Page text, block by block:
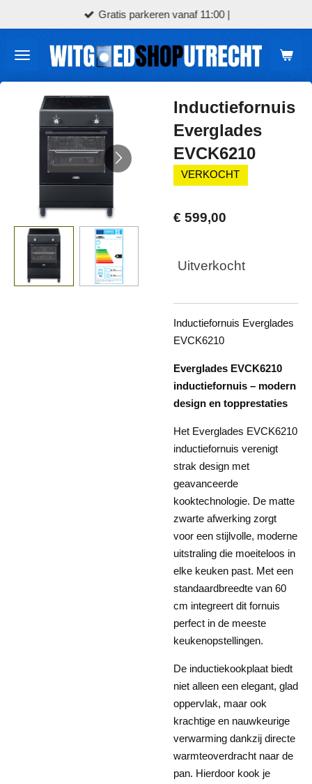
direct
naar
hoofdinhoud
Gratis parkeren vanaf 11:00 |
Inductiefornuis
Everglades
EVCK6210
VERKOCHT
€ 599,00
Uitverkocht
Inductiefornuis Everglades
EVCK6210
Everglades EVCK6210
inductiefornuis – modern
design en topprestaties
Het Everglades EVCK6210
inductiefornuis verenigt
strak design met
geavanceerde
kooktechnologie. De matte
zwarte afwerking zorgt
voor een stijlvolle, moderne
uitstraling die moeiteloos in
elke keuken past. Met een
standaardbreedte van 60
cm integreert dit fornuis
perfect in de meeste
keukenopstellingen.
De inductiekookplaat biedt
niet alleen een elegant, glad
oppervlak, maar ook
krachtige en nauwkeurige
verwarming dankzij directe
warmteoverdracht naar de
pan. Hierdoor kook je